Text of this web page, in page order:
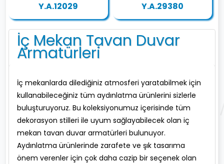
İç Mekan Tavan Duvar
Armatürleri
Y.A.12029 Y.A.29380
İç mekanlarda dilediğiniz atmosferi yaratabilmek için
kullanabileceğiniz tüm aydınlatma ürünlerini sizlerle
buluşturuyoruz. Bu koleksiyonumuz içerisinde tüm
dekorasyon stilleri ile uyum sağlayabilecek olan iç
mekan tavan duvar armatürleri bulunuyor.
Aydınlatma ürünlerinde zarafete ve şık tasarıma
önem verenler için çok daha cazip bir seçenek olan